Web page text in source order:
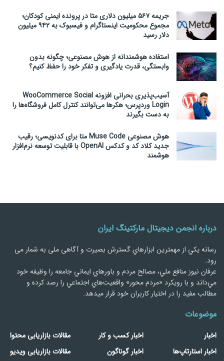
جریمه ۵۶۷ میلیون دلاری متا در پرونده ایمنی کودکان؛
مجموع محکومیت اینستاگرام و فیسبوک به ۹۴۲ میلیون
دلار رسید
استفاده هوشمندانه از هوش مصنوعی؛ چگونه بدون
وابستگی، قدرت یادگیری و تفکر خود را حفظ کنیم؟
آسیب‌پذیری بحرانی افزونه WooCommerce Social
Login وردپرس؛ هکرها می‌توانند کنترل کامل فروشگاه‌ها را
به دست بگیرند
هوش مصنوعی Muse Code متا برای کدنویسی؛ رقیب
جدید کلاد کد و کدکس OpenAI با قابلیت توسعه نرم‌افزار
هوشمند
درباره انجمن دیجیتال مارکتینگ ایران
رسانه يكي از مهمترین ابزارهاي گسترش بصیرت و آگاهی ملی به شمار می
رود.
عرفان نیوز منافع ملي، مصالح مردم و باورهاي ايماني جامعه را وظيفه خود
مي‌داند و با رويكرد «مردم‌ محور» واقعيت‌هاي اجتماعي را رصد کرده و
مطالب مفید را در اختیار کاربران خود قرار میدهد.
موضوعات
اخبار
اخبار استارتاپ‌ها
اخبار کسب و کار
اخبار گوناگون
مقالات بازاریابی محتوا
مقالات بازاریابی ویدیو